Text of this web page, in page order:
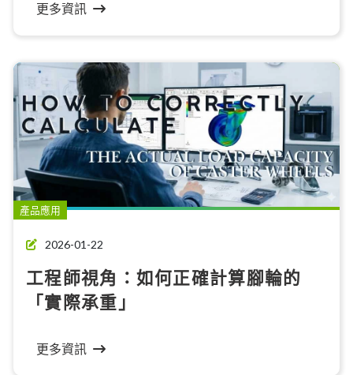
更多資訊
產品應用
2026-01-22
工程師視角：如何正確計算腳輪的
「實際承重」
更多資訊